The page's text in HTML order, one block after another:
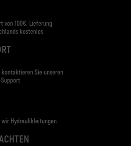
von 100€. Lieferung
kostenlos
Sie unseren
Hydraulikleitungen